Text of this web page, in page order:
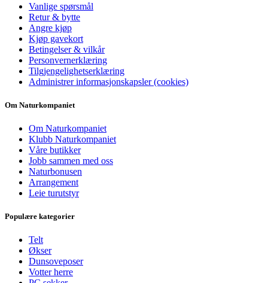
Vanlige spørsmål
Retur & bytte
Angre kjøp
Kjøp gavekort
Betingelser & vilkår
Personvernerklæring
Tilgjengelighetserklæring
Administrer informasjonskapsler (cookies)
Om Naturkompaniet
Om Naturkompaniet
Klubb Naturkompaniet
Våre butikker
Jobb sammen med oss
Naturbonusen
Arrangement
Leie turutstyr
Populære kategorier
Telt
Økser
Dunsoveposer
Votter herre